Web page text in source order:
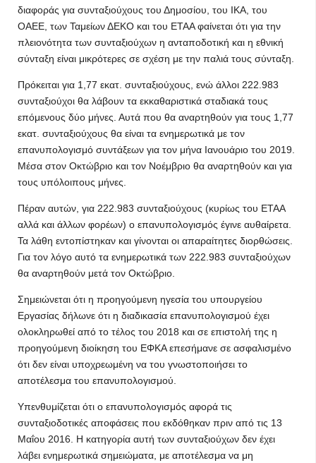
διαφοράς για συνταξιούχους του Δημοσίου, του ΙΚΑ, του
ΟΑΕΕ, των Ταμείων ΔΕΚΟ και του ΕΤΑΑ φαίνεται ότι για την
πλειονότητα των συνταξιούχων η ανταποδοτική και η εθνική
σύνταξη είναι μικρότερες σε σχέση με την παλιά τους σύνταξη.
Πρόκειται για 1,77 εκατ. συνταξιούχους, ενώ άλλοι 222.983
συνταξιούχοι θα λάβουν τα εκκαθαριστικά σταδιακά τους
επόμενους δύο μήνες. Αυτά που θα αναρτηθούν για τους 1,77
εκατ. συνταξιούχους θα είναι τα ενημερωτικά με τον
επανυπολογισμό συντάξεων για τον μήνα Ιανουάριο του 2019.
Μέσα στον Οκτώβριο και τον Νοέμβριο θα αναρτηθούν και για
τους υπόλοιπους μήνες.
Πέραν αυτών, για 222.983 συνταξιούχους (κυρίως του ΕΤΑΑ
αλλά και άλλων φορέων) ο επανυπολογισμός έγινε αυθαίρετα.
Τα λάθη εντοπίστηκαν και γίνονται οι απαραίτητες διορθώσεις.
Για τον λόγο αυτό τα ενημερωτικά των 222.983 συνταξιούχων
θα αναρτηθούν μετά τον Οκτώβριο.
Σημειώνεται ότι η προηγούμενη ηγεσία του υπουργείου
Εργασίας δήλωνε ότι η διαδικασία επανυπολογισμού έχει
ολοκληρωθεί από το τέλος του 2018 και σε επιστολή της η
προηγούμενη διοίκηση του ΕΦΚΑ επεσήμανε σε ασφαλισμένο
ότι δεν είναι υποχρεωμένη να του γνωστοποιήσει το
αποτέλεσμα του επανυπολογισμού.
Υπενθυμίζεται ότι ο επανυπολογισμός αφορά τις
συνταξιοδοτικές αποφάσεις που εκδόθηκαν πριν από τις 13
Μαΐου 2016. Η κατηγορία αυτή των συνταξιούχων δεν έχει
λάβει ενημερωτικά σημειώματα, με αποτέλεσμα να μη